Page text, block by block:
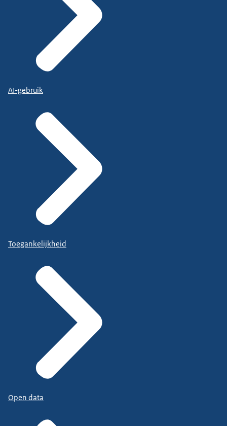
AI-gebruik
Toegankelijkheid
Open data